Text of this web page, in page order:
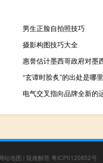
男生正脸自拍照技巧
摄影构图技巧大全
“玄谭时脍炙”的出处是哪里
站地图 | 疑难解答 粤ICP0120852号